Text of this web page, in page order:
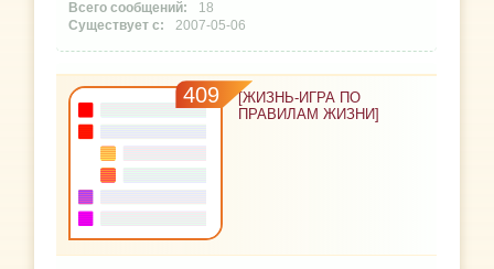
18
2007-05-06
409
[ЖИЗНЬ-ИГРА ПО
ПРАВИЛАМ ЖИЗНИ]